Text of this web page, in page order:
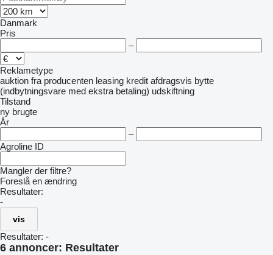
Danmark
Pris
–
Reklametype
auktion fra producenten leasing kredit afdragsvis bytte
(indbytningsvare med ekstra betaling) udskiftning
Tilstand
ny brugte
År
–
Agroline ID
Mangler der filtre?
Foreslå en ændring
Resultater:
-
vis
Resultater: -
6 annoncer: Resultater